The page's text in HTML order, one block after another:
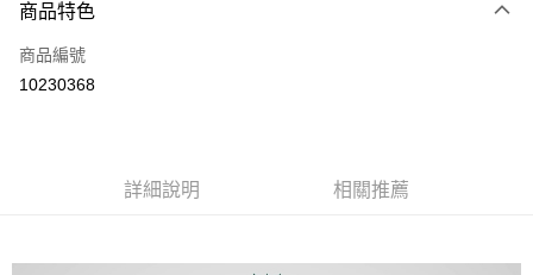
LINE Pay
Apple Pay
AFTEE先享後付
AFTEE先享後付是「在收到商品之後才付款」的支付方式。 讓您購物簡單
ATM付款
商品特色
商品編號
10230368
詳細說明 相關推薦